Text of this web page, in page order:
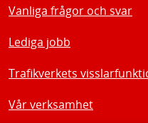
Vanliga frågor och svar
Lediga jobb
Trafikverkets
Vår verksamhet